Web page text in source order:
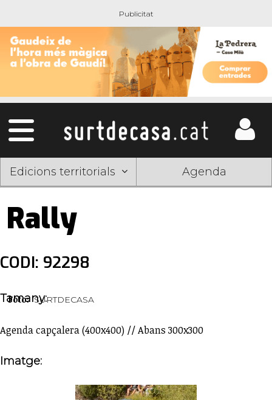
Edicions territorials Agenda
Rally
CODI: 92298
Foto: SURTDECASA
Tamany:
Agenda capçalera (400x400) // Abans 300x300
Imatge: